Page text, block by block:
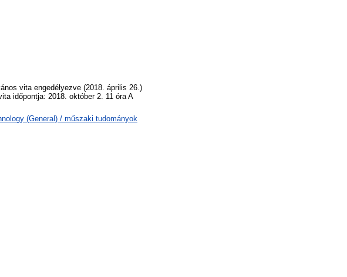
vita engedélyezve (2018. április 26.)
időpontja: 2018. október 2. 11 óra A
(General) / műszaki tudományok